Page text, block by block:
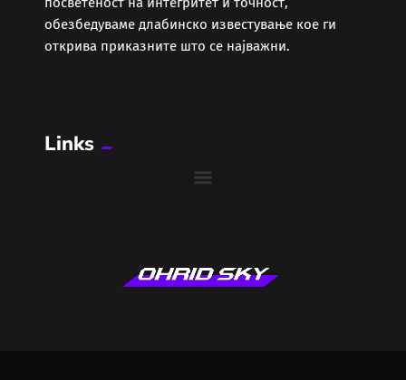
обезбедуваме длабинско известување кое ги
открива приказните што се најважни.
Links